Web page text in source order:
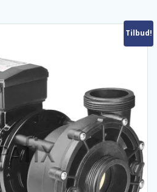
Tilbud!